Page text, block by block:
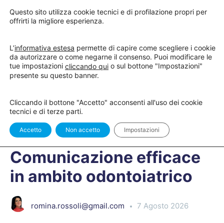
Comunicazione efficace in ambito odontoiatrico
In Corso
Comunicazione efficace
in ambito odontoiatrico
romina.rossoli@gmail.com 7 Agosto 2026
Questo sito utilizza cookie tecnici e di profilazione propri per
offrirti la migliore esperienza.
L’informativa estesa permette di capire come scegliere i cookie
da autorizzare o come negarne il consenso. Puoi modificare le
tue impostazioni cliccando qui o sul bottone "Impostazioni"
presente su questo banner.
Cliccando il bottone "Accetto" acconsenti all'uso dei cookie
tecnici e di terze parti.
Accetto Non accetto Impostazioni